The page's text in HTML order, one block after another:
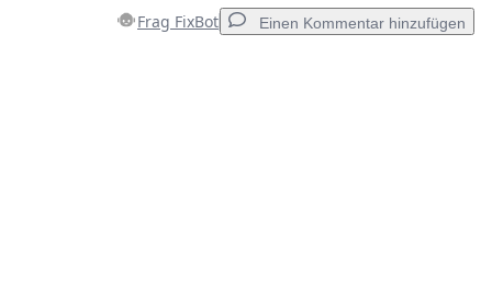
Frag FixBot Einen Kommentar hinzufügen